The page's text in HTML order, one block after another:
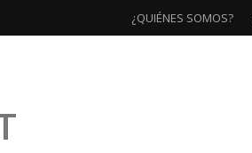
¿QUIÉNES SOMOS?